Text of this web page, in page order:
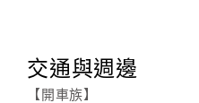
交通與週邊
【開車族】